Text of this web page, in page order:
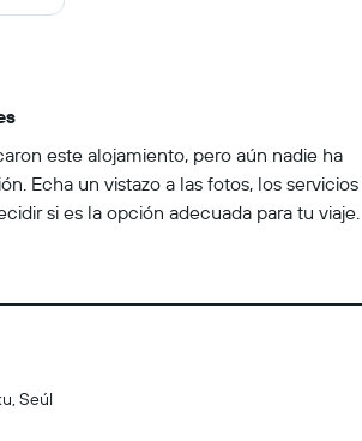
este alojamiento, pero aún nadie ha
Echa un vistazo a las fotos, los servicios
si es la opción adecuada para tu viaje.
Seúl